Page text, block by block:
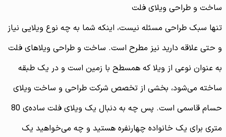
ساخت و طراحی ویلای فلت
تنها سبک طراحی مسئله نیست، اینکه شما به چه نوع ویلایی نیاز
و حتی علاقه دارید نیز مطرح است. ساخت و طراحی ویلاهای فلت
به عنوان نوعی از ویلا که همسطح با زمین است و در یک طبقه
ساخته می‌شود، بخشی از تخصص شرکت طراحی و ساخت ویلای
حسام قاسمی است. پس چه به دنبال یک ویلای فلت ساده‌ی 80
متری برای یک خانواده چهارنفره هستید و چه می‌خواهید یک